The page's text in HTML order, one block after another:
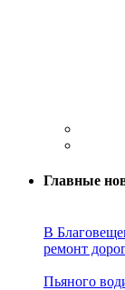
Главные
В
ремонт
Пьяного